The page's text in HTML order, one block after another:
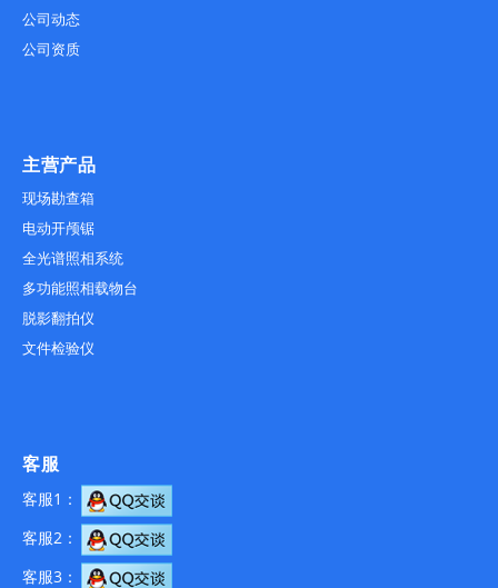
公司动态
公司资质
主营产品
现场勘查箱
电动开颅锯
全光谱照相系统
多功能照相载物台
脱影翻拍仪
文件检验仪
客服
客服1：
客服2：
客服3：